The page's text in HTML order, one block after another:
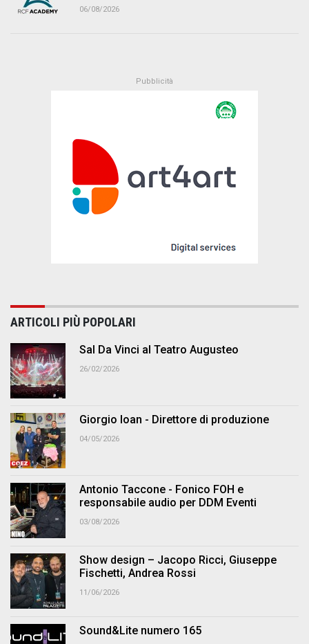
06/08/2026
ARTICOLI PIÙ POPOLARI
Sal Da Vinci al Teatro Augusteo
26/02/2026
Giorgio Ioan - Direttore di produzione
04/05/2026
Antonio Taccone - Fonico FOH e
responsabile audio per DDM Eventi
03/08/2026
Show design – Jacopo Ricci, Giuseppe
Fischetti, Andrea Rossi
11/06/2026
Sound&Lite numero 165